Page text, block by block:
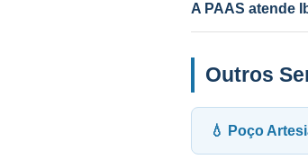
A PAAS atende
Sim! Desde 1985,
Outros
💧 Poço